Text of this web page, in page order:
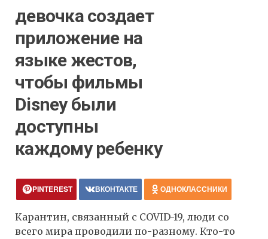
девочка создает
приложение на
языке жестов,
чтобы фильмы
Disney были
доступны
каждому ребенку
PINTEREST ВКОНТАКТЕ ОДНОКЛАССНИКИ
Карантин, связанный с COVID-19, люди со
всего мира проводили по-разному. Кто-то